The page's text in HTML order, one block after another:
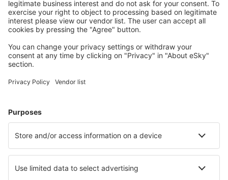
Ubytování v Itálii - Oblíbená města
Ubytování v Neapoli Ubytování v Římě
Ubytování v Palermu Ubytování ve Florencii
Ubytování in Cisternino Ubytování in Lido di Ostia
Nejlepší ubytování - města
Ubytování in Selles-Saint-Denis Ubytování in Kopaonik